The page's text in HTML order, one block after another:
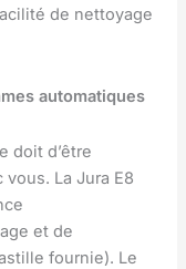
de nettoyage
automatiques
doit d’être
La Jura E8
et de
fournie). Le